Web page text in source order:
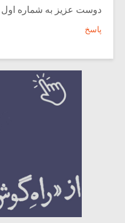
دوست عزیز به شماره اول
پاسخ